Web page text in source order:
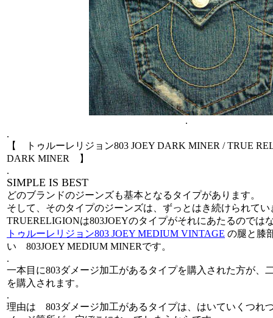
.
.
【 トゥルーレリジョン803 JOEY DARK MINER / TRUE
DARK MINER 】
.
SIMPLE IS BEST
どのブランドのジーンズも基本となるタイプがあります。
そして、そのタイプのジーンズは、ずっとはき続けられてい
TRUERELIGIONは803JOEYのタイプがそれにあたるのでは
トゥルーレリジョン803 JOEY MEDIUM VINTAGE の腿と膝
い 803JOEY MEDIUM MINERです。
.
一本目に803ダメージ加工があるタイプを購入された方が、
を購入されます。
.
理由は 803ダメージ加工があるタイプは、はいていくつれ